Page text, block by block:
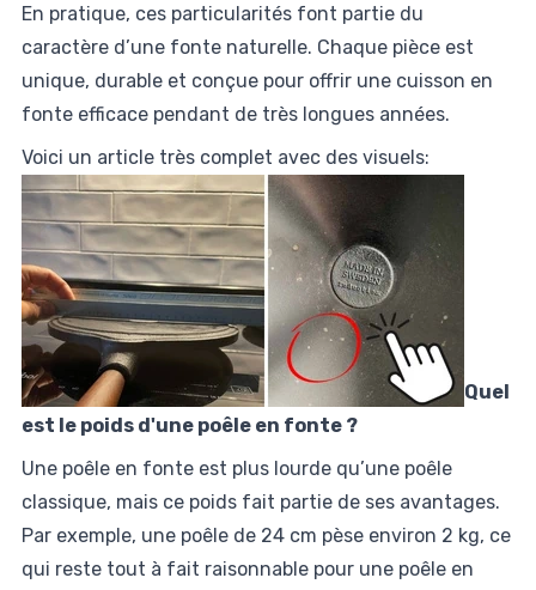
En pratique, ces particularités font partie du
caractère d’une fonte naturelle. Chaque pièce est
unique, durable et conçue pour offrir une cuisson en
fonte efficace pendant de très longues années.
Voici un article très complet avec des visuels:
Quel
est le poids d'une poêle en fonte ?
Une poêle en fonte est plus lourde qu’une poêle
classique, mais ce poids fait partie de ses avantages.
Par exemple, une poêle de 24 cm pèse environ 2 kg, ce
qui reste tout à fait raisonnable pour une poêle en